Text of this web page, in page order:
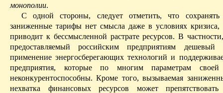
монополии.
С одной стороны, следует отметить, что сохранять
заниженные тарифы нет смысла даже в условиях кризиса,
приводит к бессмысленной растрате ресурсов. В
предоставляемый российским предприятиям дешевый
применение энергосберегающих технологий и
предприятия, которые по многим параметрам своей
неконкурентоспособны. Кроме того, вызываемая
нехватка финансовых ресурсов может